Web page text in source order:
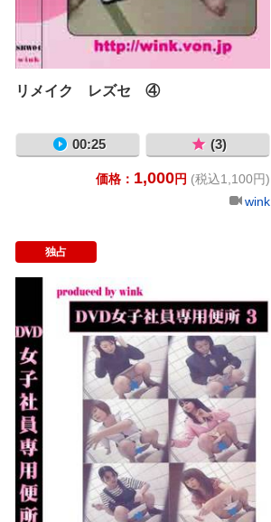
リメイク レズセ ④
00:25 (3)
価格： 1,000円 (税込1,100円)
wink
金融機関のお姉さん１・２
独占